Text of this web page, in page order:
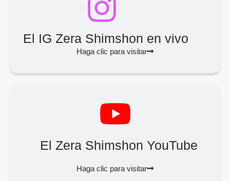
El IG Zera Shimshon en vivo
Haga clic para visitar
El Zera Shimshon YouTube
Haga clic para visitar